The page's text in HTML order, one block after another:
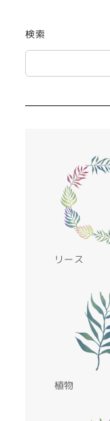
検索
リース
植物